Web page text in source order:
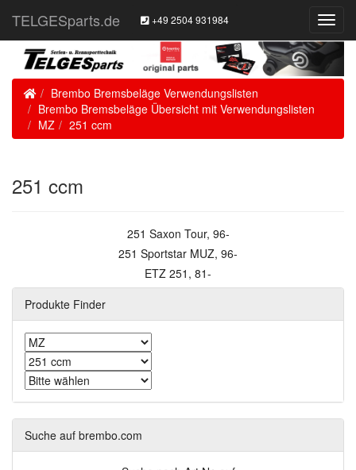
TELGESparts.de +49 2504 931984
HomeBrembo Bremsbeläge Verwendungslisten
Brembo Bremsbeläge Übersicht mit Verwendungslisten
MZ
251 ccm
251 ccm
251 Saxon Tour, 96-
251 Sportstar MUZ, 96-
ETZ 251, 81-
Produkte Finder
Suche auf brembo.com